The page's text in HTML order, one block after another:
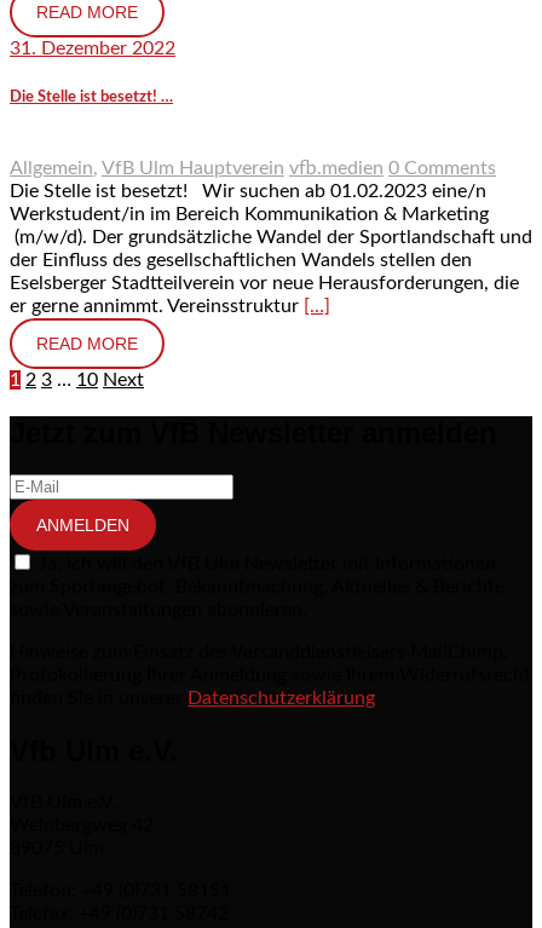
READ MORE
31. Dezember 2022
Die Stelle ist besetzt! …
Allgemein, VfB Ulm Hauptverein vfb.medien 0 Comments
Die Stelle ist besetzt! Wir suchen ab 01.02.2023 eine/n
Werkstudent/in im Bereich Kommunikation & Marketing
(m/w/d). Der grundsätzliche Wandel der Sportlandschaft und
der Einfluss des gesellschaftlichen Wandels stellen den
Eselsberger Stadtteilverein vor neue Herausforderungen, die
er gerne annimmt. Vereinsstruktur […]
READ MORE
Seitennummerierung der Beiträge
1 2 3 … 10 Next
ANMELDEN
Datenschutzerklärung